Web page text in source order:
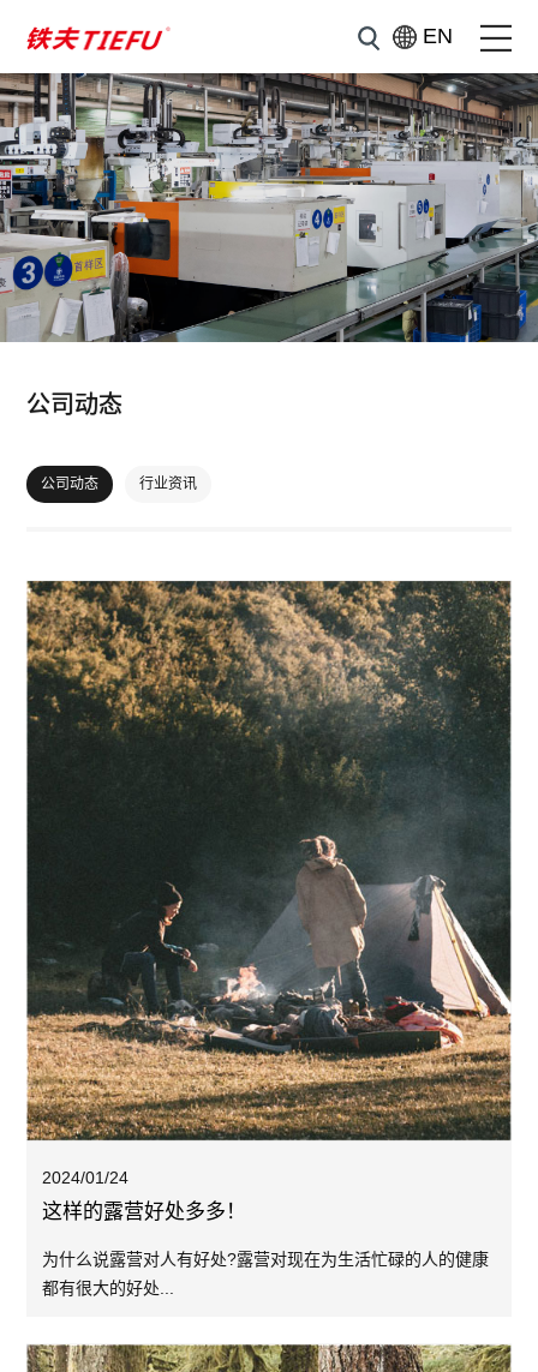
EN
公司动态 行业资讯
公司动态
2024/01/24
这样的露营好处多多！
为什么说露营对人有好处?露营对现在为生活忙碌的人的健康
都有很大的好处...